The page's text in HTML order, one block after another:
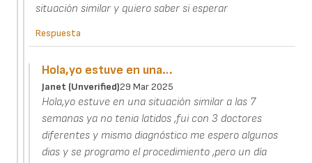
situación similar y quiero saber si esperar
Respuesta
Hola,yo estuve en una…
Janet (unverified)29 Mar 2025
Hola,yo estuve en una situación similar a las 7
semanas ya no tenia latidos ,fui con 3 doctores
diferentes y mismo diagnóstico me espero algunos
dias y se programo el procedimiento ,pero un día